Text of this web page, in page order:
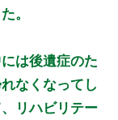
。
は後遺症のた
なくなってし
リハビリテー